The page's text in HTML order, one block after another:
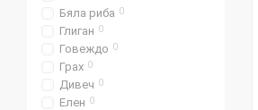
Бяла риба 0
Глиган 0
Говеждо 0
Грах 0
Дивеч 0
Елен 0